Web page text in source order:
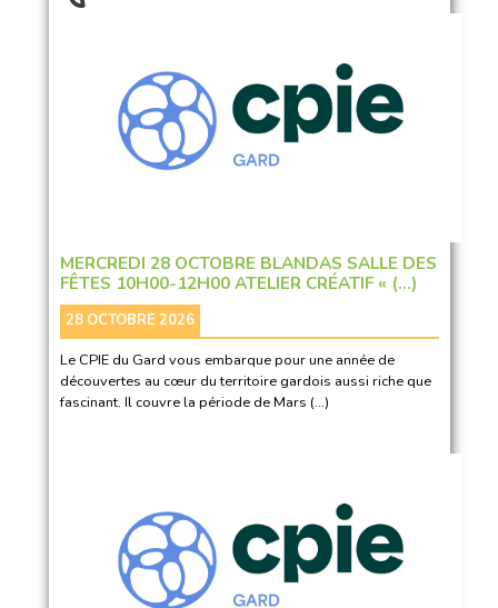
MERCREDI 28 OCTOBRE BLANDAS SALLE DES
FÊTES 10H00-12H00 ATELIER CRÉATIF « (…)
28 OCTOBRE 2026
Le CPIE du Gard vous embarque pour une année de
découvertes au cœur du territoire gardois aussi riche que
fascinant. Il couvre la période de Mars (…)